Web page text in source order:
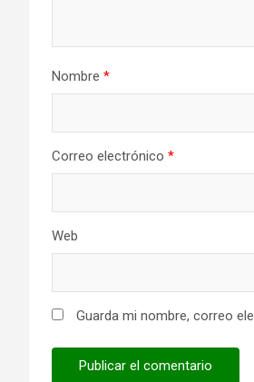
Nombre *
Correo electrónico *
Web
Guarda mi nombre, correo